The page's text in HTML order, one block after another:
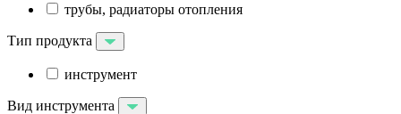
трубы, радиаторы отопления
Тип продукта
инструмент
Вид инструмента